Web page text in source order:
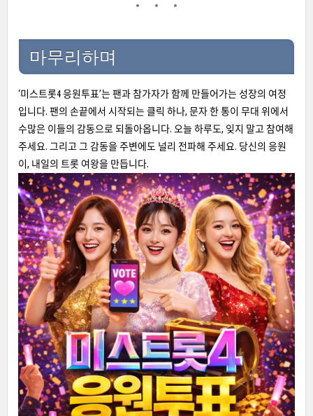
마무리하며
‘미스트롯4 응원투표’는 팬과 참가자가 함께 만들어가는 성장의 여정
입니다. 팬의 손끝에서 시작되는 클릭 하나, 문자 한 통이 무대 위에서
수많은 이들의 감동으로 되돌아옵니다. 오늘 하루도, 잊지 말고 참여해
주세요. 그리고 그 감동을 주변에도 널리 전파해 주세요. 당신의 응원
이, 내일의 트롯 여왕을 만듭니다.